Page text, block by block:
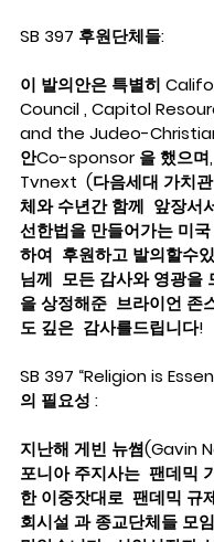
SB 397 후원단체들:
이 발의안은 특별히
Council , Capitol
and the Judeo-
안Co-sponsor 을 했으며
Tvnext  (다음세대 가치
체와 수년간 함께  앞장서
선한법을 만들어가는 미
하여  후원하고 발의할수
님께  모든 감사와 영광을
을 상정해준  브라이언 존
도 깊은  감사를드립니다!
SB 397 “Religion is
의 필요성 :
지난해 게빈 뉴쎰(Gavin
포니아 주지사는  팬데믹
한 이중잣대로  팬데믹 규
회시설 과 종교단체들 모